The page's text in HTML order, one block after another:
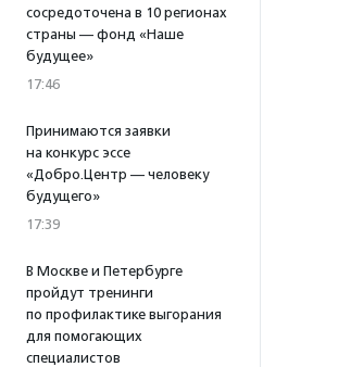
сосредоточена в 10 регионах
страны — фонд «Наше
будущее»
17:46
Принимаются заявки
на конкурс эссе
«Добро.Центр — человеку
будущего»
17:39
В Москве и Петербурге
пройдут тренинги
по профилактике выгорания
для помогающих
специалистов